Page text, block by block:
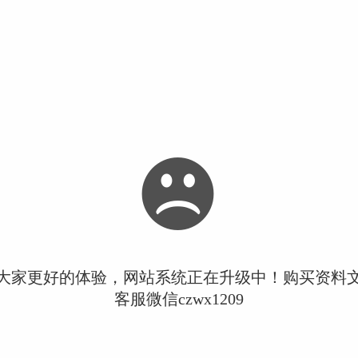
家更好的体验，网站系统正在升级中！购买资料
客服微信czwx1209